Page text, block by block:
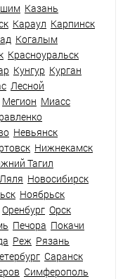
Казань
Караул Карпинск
Когалым
Красноуральск
Кунгур Курган
Лесной
Мегион Миасс
Невьянск
Нижнекамск
Тагил
Новосибирск
Ноябрьск
Оренбург Орск
Печора Покачи
Реж Рязань
Саранск
Симферополь